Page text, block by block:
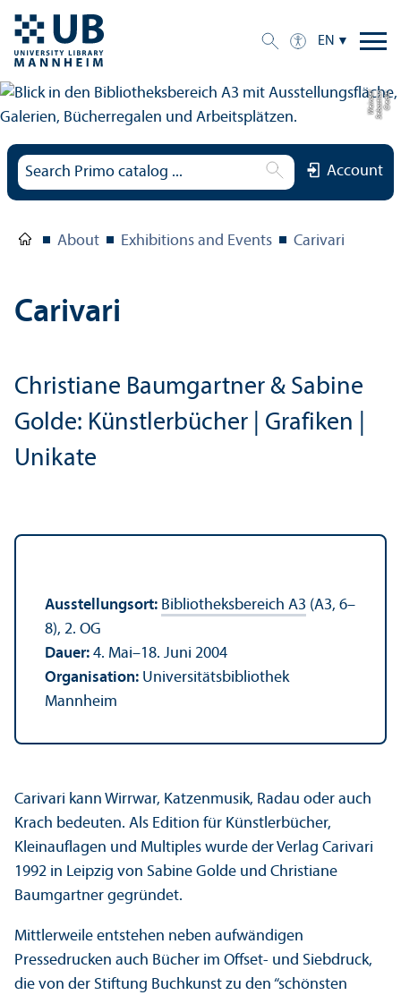
EN
C
r
e
di
t:
S
e
b
a
s
ti
a
n
W
ei
n
d
el
Account
About Exhibitions and Events Carivari
Carivari
Christiane Baumgartner & Sabine
Golde: Künstlerbücher | Grafiken |
Unikate
Ausstellungsort: Bibliotheksbereich A3 (A3, 6–
8), 2. OG
Dauer: 4. Mai–18. Juni 2004
Organisation: Universitätsbibliothek
Mannheim
Carivari kann Wirrwar, Katzenmusik, Radau oder auch
Krach bedeuten. Als Edition für Künstlerbücher,
Kleinauflagen und Multiples wurde der Verlag Carivari
1992 in Leipzig von Sabine Golde und Christiane
Baumgartner gegründet.
Mittlerweile entstehen neben aufwändigen
Pressedrucken auch Bücher im Offset- und Siebdruck,
die von der Stiftung Buchkunst zu den “schönsten